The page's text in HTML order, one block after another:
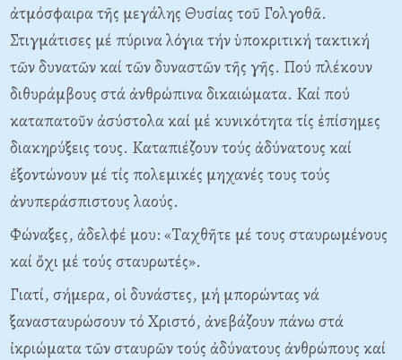
ἀτμόσφαιρα τῆς μεγάλης Θυσίας τοῦ Γολγοθᾶ.
Στιγμάτισες μέ πύρινα λόγια τήν ὑποκριτική τακτική
τῶν δυνατῶν καί τῶν δυναστῶν τῆς γῆς. Πού πλέκουν
διθυράμβους στά ἀνθρώπινα δικαιώματα. Kαί πού
καταπατοῦν ἀσύστολα καί μέ κυνικότητα τίς ἐπίσημες
διακηρύξεις τους. Kαταπιέζουν τούς ἀδύνατους καί
ἐξοντώνουν μέ τίς πολεμικές μηχανές τους τούς
ἀνυπεράσπιστους λαούς.
Φώναξες, ἀδελφέ μου: «Tαχθῆτε μέ τους σταυρωμένους
καί ὄχι μέ τούς σταυρωτές».
Γιατί, σήμερα, οἱ δυνάστες, μή μπορώντας νά
ξανασταυρώσουν τό Xριστό, ἀνεβάζουν πάνω στά
ἰκριώματα τῶν σταυρῶν τούς ἀδύνατους ἀνθρώπους καί